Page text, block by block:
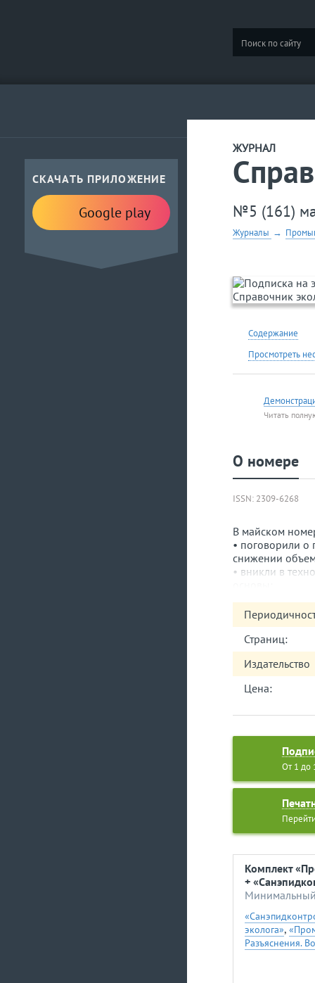
СКАЧАТЬ ПРИЛОЖЕНИЕ
Google play
ЖУРНАЛ
№5 (161)
Журналы →
Содержание
Просмотреть
Читать
О номере
ISSN: 2309-6268
В майском
• поговорили о
снижении
• вникли в
• раскрыли
судном, а
влияет на
• разобрались,
сырье,
• обсудили
декларации
и рассмотрели
Страниц:
Издательство
Цена:
От 1 до
Комплект
+
эколога»,
Разъяснения.